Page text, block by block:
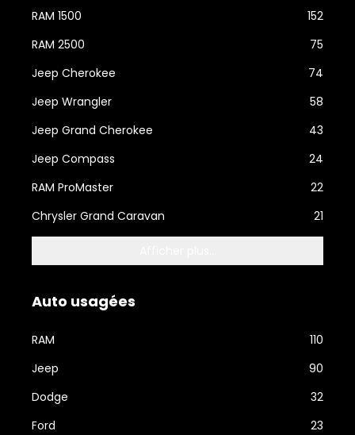
RAM 1500
152
RAM 2500
75
Jeep Cherokee
74
Jeep Wrangler
58
Jeep Grand Cherokee
43
Jeep Compass
24
RAM ProMaster
22
Chrysler Grand Caravan
21
Auto usagées
RAM
110
Jeep
90
Dodge
32
Ford
23